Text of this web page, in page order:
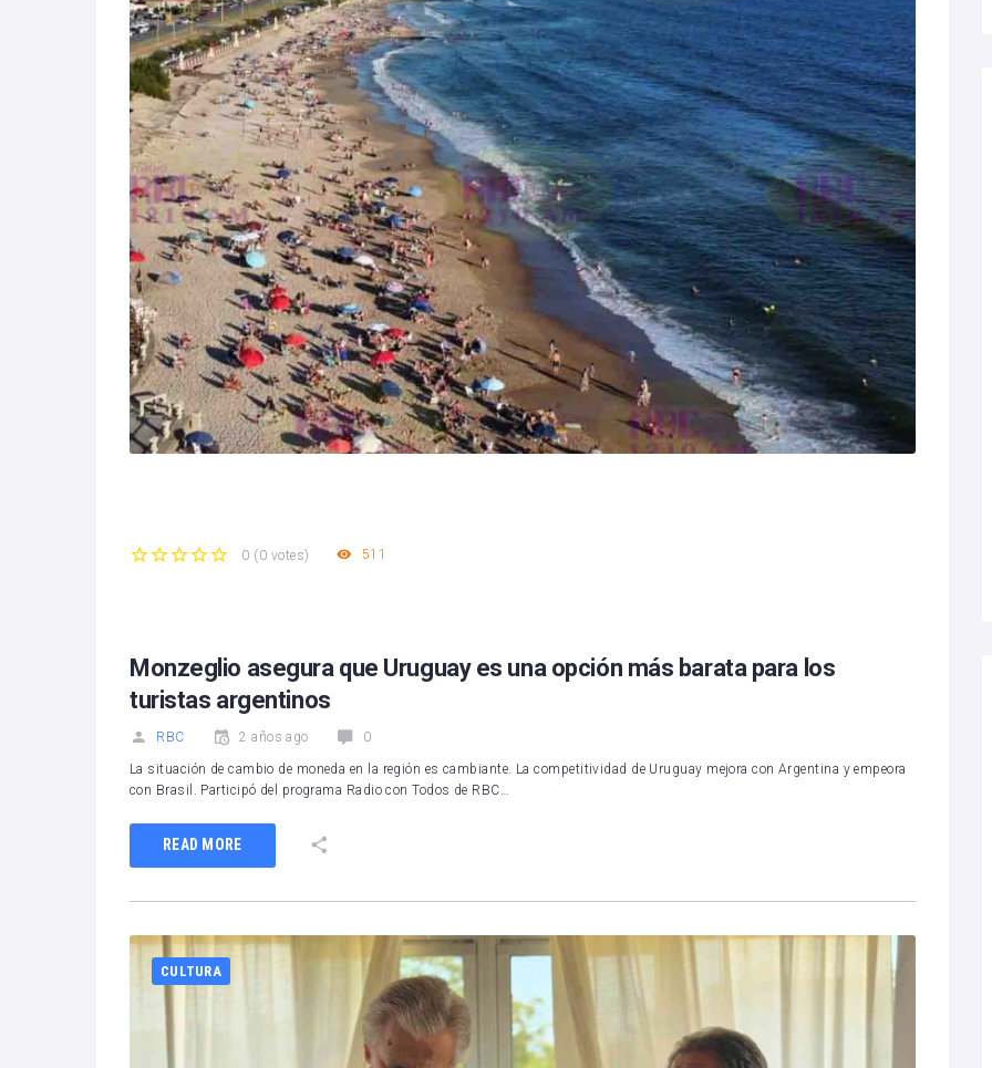
0 (0 votes) 511
Monzeglio asegura que Uruguay es una opción más barata para los
turistas argentinos
RBC 2 años ago 0
La situación de cambio de moneda en la región es cambiante. La competitividad de Uruguay mejora con Argentina y empeora
con Brasil. Participó del programa Radio con Todos de RBC…
READ MORE
CULTURA